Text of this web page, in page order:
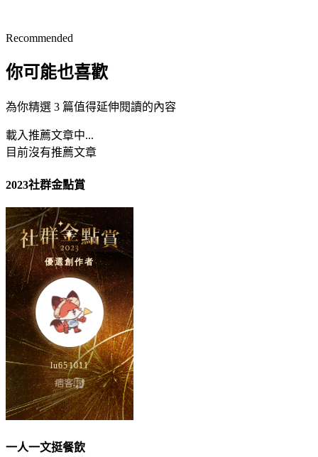
Recommended
你可能也喜歡
為你精選 3 篇值得延伸閱讀的內容
載入推薦文章中...
目前沒有推薦文章
2023社群金點賞
一人一文挺餐飲